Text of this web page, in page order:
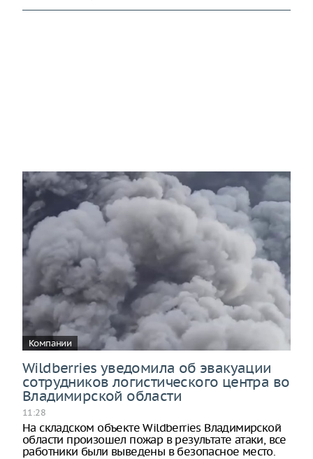
Компании
Wildberries уведомила об эвакуации
сотрудников логистического центра во
Владимирской области
11:28
На складском объекте Wildberries Владимирской
области произошел пожар в результате атаки, все
работники были выведены в безопасное место.